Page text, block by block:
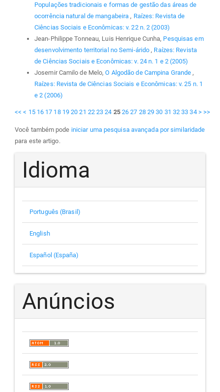
Populações tradicionais e formas de gestão das áreas de
ocorrência natural de mangabeira , Raízes: Revista de
Ciências Sociais e Econômicas: v. 22 n. 2 (2003)
Jean-Philippe Tonneau, Luis Henrique Cunha, Pesquisas em
desenvolvimento territorial no Semi-árido , Raízes: Revista
de Ciências Sociais e Econômicas: v. 24 n. 1 e 2 (2005)
Josemir Camilo de Melo,O Algodão de Campina Grande ,
Raízes: Revista de Ciências Sociais e Econômicas: v. 25 n. 1
e 2 (2006)
<< < 15 16 17 18 19 20 21 22 23 24 25 26 27 28 29 30 31 32 33 34 > >>
Você também pode iniciar uma pesquisa avançada por similaridade
para este artigo.
Idioma
Português (Brasil)
English
Español (España)
Anúncios